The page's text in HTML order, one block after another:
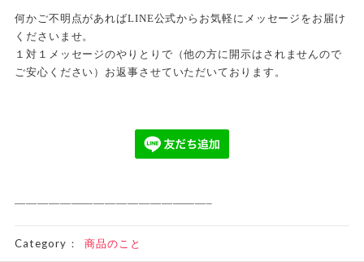
何かご不明点があればLINE公式からお気軽にメッセージをお届け
くださいませ。
１対１メッセージのやりとりで（他の方に開示はされませんので
ご安心ください）お返事させていただいております。
—————————————————–
Category： 商品のこと